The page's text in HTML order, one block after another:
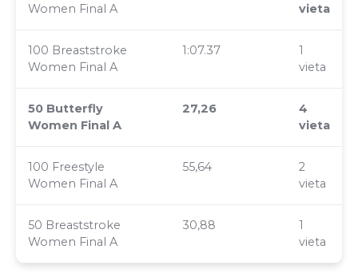
Women Final A
vieta
100 Breaststroke
Women Final A
1:07.37
1
vieta
50 Butterfly
Women Final A
27,26
4
vieta
100 Freestyle
Women Final A
55,64
2
vieta
50 Breaststroke
Women Final A
30,88
1
vieta